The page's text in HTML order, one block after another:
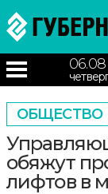
06.08
ОБЩЕСТВО
обяжут
лифтов в